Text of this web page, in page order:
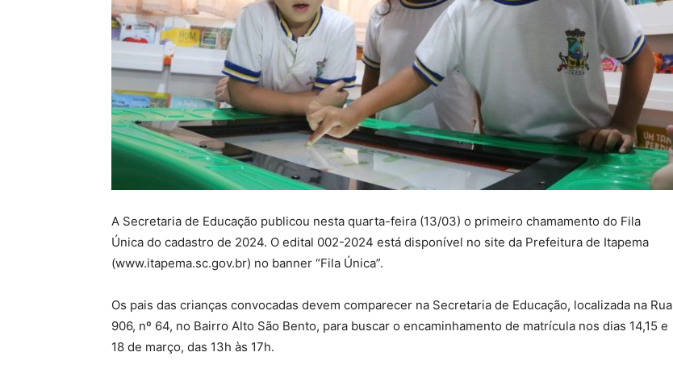
A Secretaria de Educação publicou nesta quarta-feira (13/03) o primeiro chamamento do Fila
Única do cadastro de 2024. O edital 002-2024 está disponível no site da Prefeitura de Itapema
(www.itapema.sc.gov.br) no banner “Fila Única”.
Os pais das crianças convocadas devem comparecer na Secretaria de Educação, localizada na Rua
906, nº 64, no Bairro Alto São Bento, para buscar o encaminhamento de matrícula nos dias 14,15 e
18 de março, das 13h às 17h.